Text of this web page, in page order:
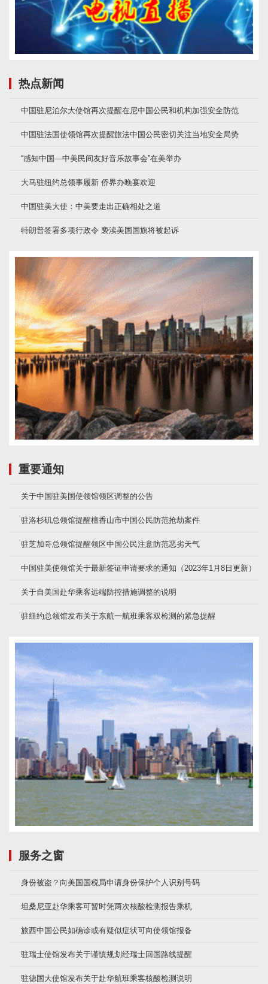
热点新闻
中国驻尼泊尔大使馆再次提醒在尼中国公民和机构加强安全防范
中国驻法国使领馆再次提醒旅法中国公民密切关注当地安全局势
“感知中国—中美民间友好音乐故事会”在美举办
大马驻纽约总领事履新 侨界办晚宴欢迎
中国驻美大使：中美要走出正确相处之道
特朗普签署多项行政令 亵渎美国国旗将被起诉
重要通知
关于中国驻美国使领馆领区调整的公告
驻洛杉矶总领馆提醒檀香山市中国公民防范抢劫案件
驻芝加哥总领馆提醒领区中国公民注意防范恶劣天气
中国驻美使领馆关于最新签证申请要求的通知（2023年1月8日更新）
关于自美国赴华乘客远端防控措施调整的说明
驻纽约总领馆发布关于东航一航班乘客双检测的紧急提醒
服务之窗
身份被盗？向美国国税局申请身份保护个人识别号码
坦桑尼亚赴华乘客可暂时凭两次核酸检测报告乘机
旅西中国公民如确诊或有疑似症状可向使领馆报备
驻瑞士使馆发布关于谨慎规划经瑞士回国路线提醒
驻德国大使馆发布关于赴华航班乘客核酸检测说明